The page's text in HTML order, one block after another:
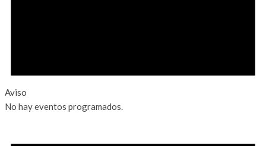
Aviso
No hay eventos programados.